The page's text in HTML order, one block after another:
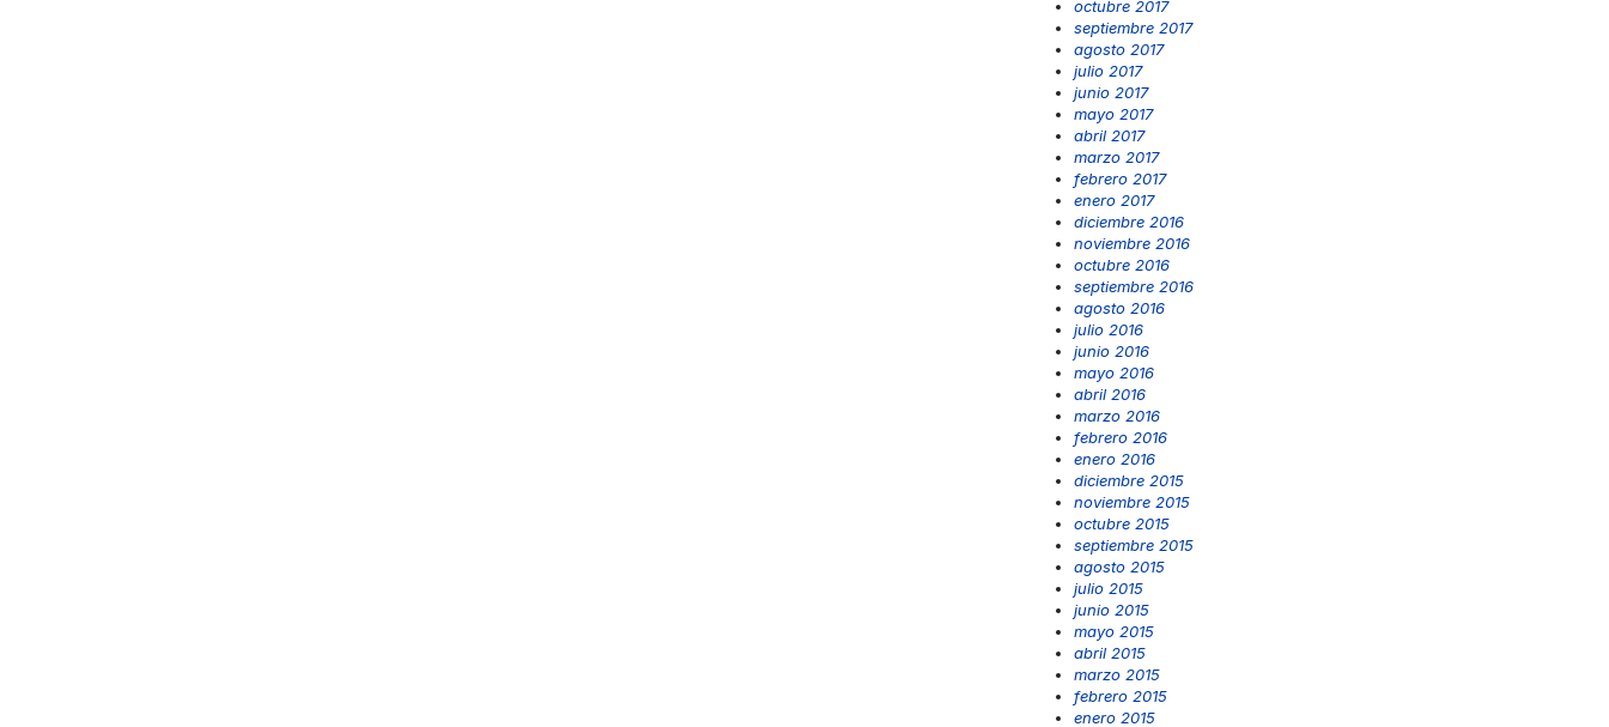
octubre 2017
septiembre 2017
agosto 2017
julio 2017
junio 2017
mayo 2017
abril 2017
marzo 2017
febrero 2017
enero 2017
diciembre 2016
noviembre 2016
octubre 2016
septiembre 2016
agosto 2016
julio 2016
junio 2016
mayo 2016
abril 2016
marzo 2016
febrero 2016
enero 2016
diciembre 2015
noviembre 2015
octubre 2015
septiembre 2015
agosto 2015
julio 2015
junio 2015
mayo 2015
abril 2015
marzo 2015
febrero 2015
enero 2015